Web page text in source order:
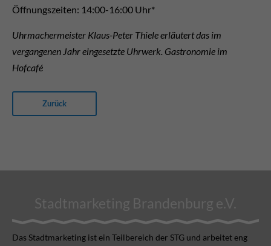
Öffnungszeiten: 14:00-16:00 Uhr*
Uhrmachermeister Klaus-Peter Thiele erläutert das im
vergangenen Jahr eingesetzte Uhrwerk. Gastronomie im
Hofcafé
Zurück
Stadtmarketing Brandenburg e.V.
Das Stadtmarketing ist ein Teilbereich der STG und arbeitet eng